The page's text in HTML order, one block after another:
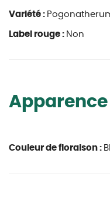
Variété :
Label rouge : Non
Apparence
Couleur de floraison :